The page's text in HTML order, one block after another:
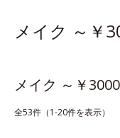
メイク ～￥
メイク ～￥
全53件（1-20件を表示）